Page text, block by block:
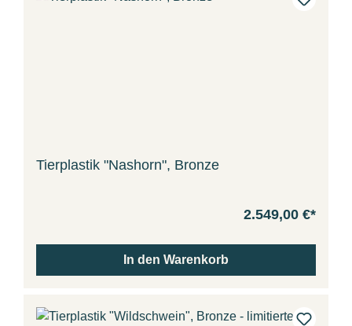
Tierplastik "Nashorn", Bronze
2.549,00 €*
In den Warenkorb